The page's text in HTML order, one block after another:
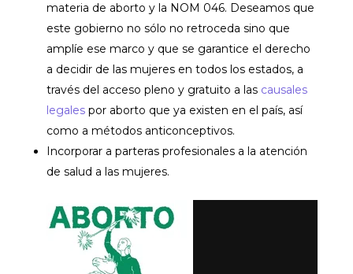
materia de aborto y la NOM 046. Deseamos que
este gobierno no sólo no retroceda sino que
amplíe ese marco y que se garantice el derecho
a decidir de las mujeres en todos los estados, a
través del acceso pleno y gratuito a las causales
legalespor aborto que ya existen en el país, así
como a métodos anticonceptivos.
Incorporar a parteras profesionales a la atención
de salud a las mujeres.